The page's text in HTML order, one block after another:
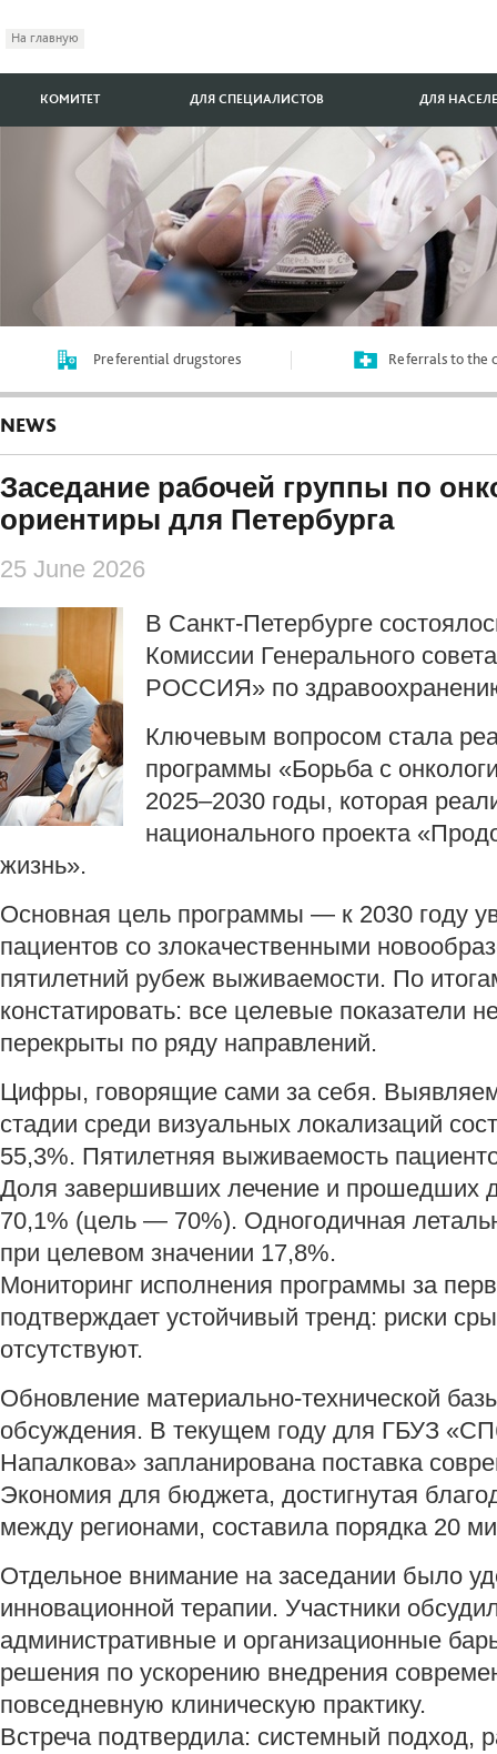
На главную
КОМИТЕТ ДЛЯ СПЕЦИАЛИСТОВ ДЛЯ
Preferential drugstores Referrals to the
NEWS
Заседание рабочей группы по
ориентиры для Петербурга
25 June 2026
В Санкт-Петербурге
Комиссии Генерального
РОССИЯ» по
Ключевым вопросом стала
программы «Борьба с
2025–2030 годы, которая
национального проекта
жизнь».
Основная цель программы — к 2030 году
пациентов со злокачественными
пятилетний рубеж выживаемости. По
констатировать: все целевые показатели
перекрыты по ряду направлений.
Цифры, говорящие сами за себя.
стадии среди визуальных локализаций
55,3%. Пятилетняя выживаемость
Доля завершивших лечение и прошедших
70,1% (цель — 70%). Одногодичная
при целевом значении 17,8%.
Мониторинг исполнения программы за
подтверждает устойчивый тренд: риски
отсутствуют.
Обновление материально-технической
обсуждения. В текущем году для ГБУЗ
Напалкова» запланирована поставка
Экономия для бюджета, достигнутая
между регионами, составила порядка 20
Отдельное внимание на заседании было
инновационной терапии. Участники
административные и организационные
решения по ускорению внедрения
повседневную клиническую практику.
Встреча подтвердила: системный подход,